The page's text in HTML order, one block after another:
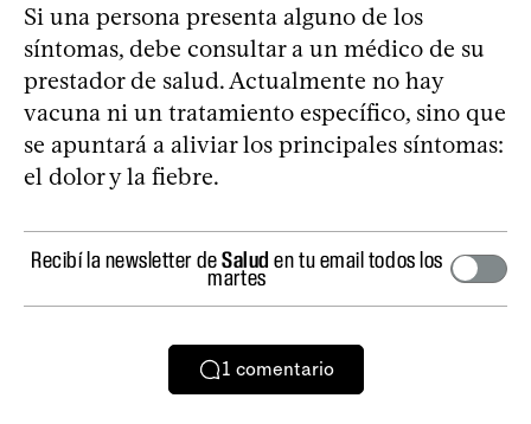
Si una persona presenta alguno de los
síntomas, debe consultar a un médico de su
prestador de salud. Actualmente no hay
vacuna ni un tratamiento específico, sino que
se apuntará a aliviar los principales síntomas:
el dolor y la fiebre.
Recibí la newsletter deSalud en tu email todos los
martes
1 comentario